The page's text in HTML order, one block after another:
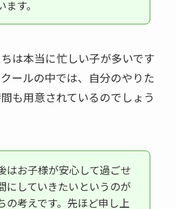
ます。
は本当に忙しい子が多いです
ールの中では、自分のやりた
も用意されているのでしょう
はお子様が安心して過ごせ
にしていきたいというのが
の考えです。先ほど申し上